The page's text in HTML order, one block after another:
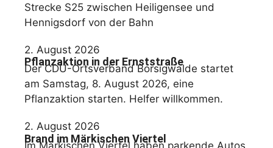
Strecke S25 zwischen Heiligensee und
Hennigsdorf von der Bahn
2. August 2026
Pflanzaktion in der Ernststraße
Der CDU-Ortsverband Borsigwalde startet
am Samstag, 8. August 2026, eine
Pflanzaktion starten. Helfer willkommen.
2. August 2026
Brand im Märkischen Viertel
Im Märkischen Viertel haben parkende Autos